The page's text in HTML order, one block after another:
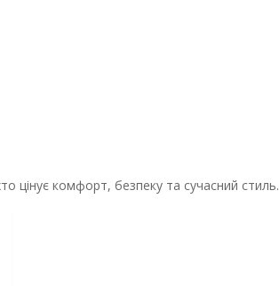
цінує комфорт, безпеку та сучасний стиль.